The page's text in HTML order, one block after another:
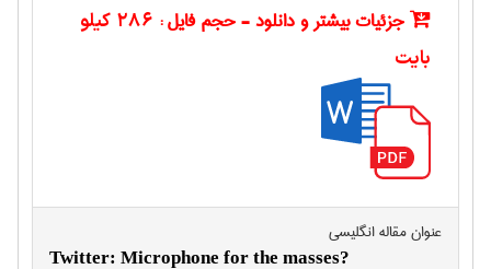
جزئیات بیشتر و دانلود - حجم فایل :
286 کیلو
بایت
عنوان مقاله انگليسی
?Twitter: Microphone for the masses